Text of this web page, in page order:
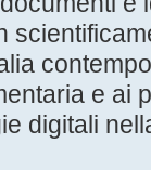
e ai
digitali